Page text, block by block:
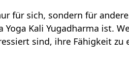
für sich, sondern für
Yoga Kali Yugadharma ist.
sind, ihre Fähigkeit